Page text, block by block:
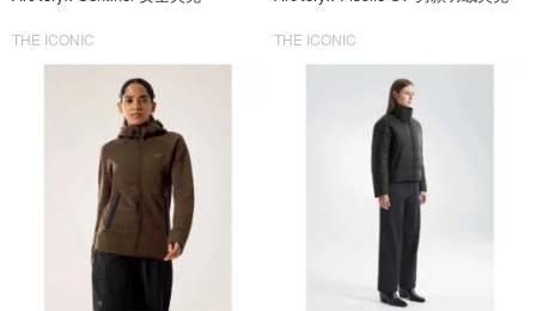
THE ICONIC THE ICONIC